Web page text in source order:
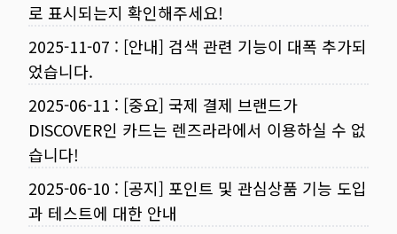
로 표시되는지 확인해주세요!
2025-11-07 : [안내] 검색 관련 기능이 대폭 추가되
었습니다.
2025-06-11 : [중요] 국제 결제 브랜드가
DISCOVER인 카드는 렌즈라라에서 이용하실 수 없
습니다!
2025-06-10 : [공지] 포인트 및 관심상품 기능 도입
과 테스트에 대한 안내